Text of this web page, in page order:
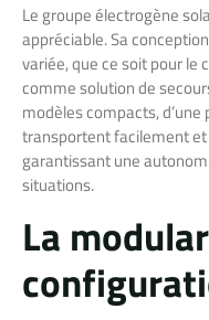
Le groupe électrogène
appréciable. Sa
variée, que ce soit pour le
comme solution de
modèles compacts,
transportent facilement
garantissant une
situations.
La